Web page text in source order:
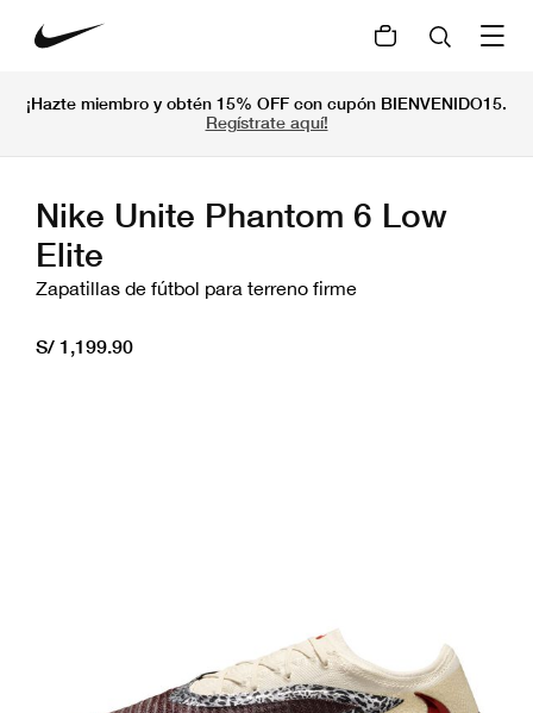
¡Hazte miembro y obtén 15% OFF con cupón BIENVENIDO15.
Regístrate aquí!
Nike Unite Phantom 6 Low
Elite
Zapatillas de fútbol para terreno firme
S/ 1,199.90